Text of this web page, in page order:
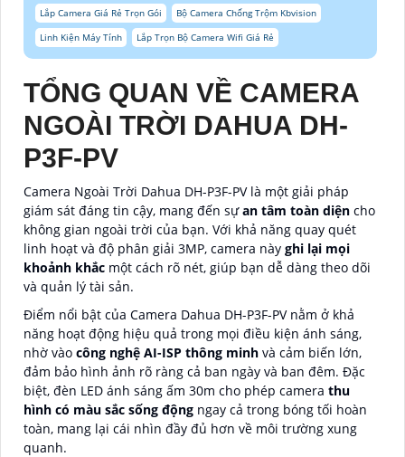
Lắp Camera Giá Rẻ Trọn Gói
Bộ Camera Chống Trộm Kbvision
Linh Kiện Máy Tính
Lắp Trọn Bộ Camera Wifi Giá Rẻ
TỔNG QUAN VỀ CAMERA
NGOÀI TRỜI DAHUA DH-
P3F-PV
Camera Ngoài Trời Dahua DH-P3F-PV là một giải pháp
giám sát đáng tin cậy, mang đến sựan tâm toàn diện cho
không gian ngoài trời của bạn. Với khả năng quay quét
linh hoạt và độ phân giải 3MP, camera này ghi lại mọi
khoảnh khắc một cách rõ nét, giúp bạn dễ dàng theo dõi
và quản lý tài sản.
Điểm nổi bật của Camera Dahua DH-P3F-PV nằm ở khả
năng hoạt động hiệu quả trong mọi điều kiện ánh sáng,
nhờ vào công nghệ AI-ISP thông minh và cảm biến lớn,
đảm bảo hình ảnh rõ ràng cả ban ngày và ban đêm. Đặc
biệt, đèn LED ánh sáng ấm 30m cho phép camera thu
hình có màu sắc sống động ngay cả trong bóng tối hoàn
toàn, mang lại cái nhìn đầy đủ hơn về môi trường xung
quanh.